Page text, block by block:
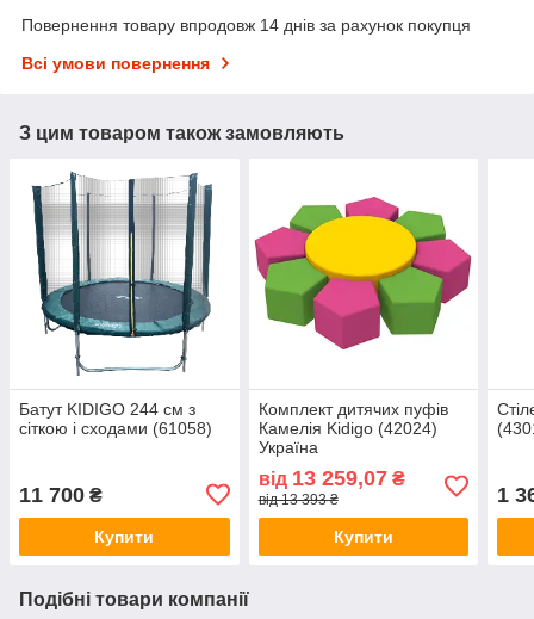
Повернення товару впродовж 14 днів за рахунок покупця
Всі умови повернення
З цим товаром також замовляють
Батут KIDIGO 244 см з
сіткою і сходами (61058)
11 700 ₴
Купити
Комплект дитячих пуфів
Камелія Kidigo (42024)
Україна
від 13 259,07₴
від 13 393 ₴
Купити
1
Подібні товари компанії